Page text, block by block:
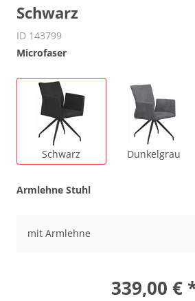
Schwarz
ID 143799
Microfaser
Schwarz Dunkelgrau
Armlehne Stuhl
mit Armlehne
339,00 €